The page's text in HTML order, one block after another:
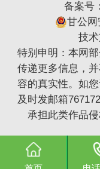
备案号：
甘公网
技术
特别申明：本网
传递更多信息，
容的真实性。如
及时发邮箱
承担此类作品